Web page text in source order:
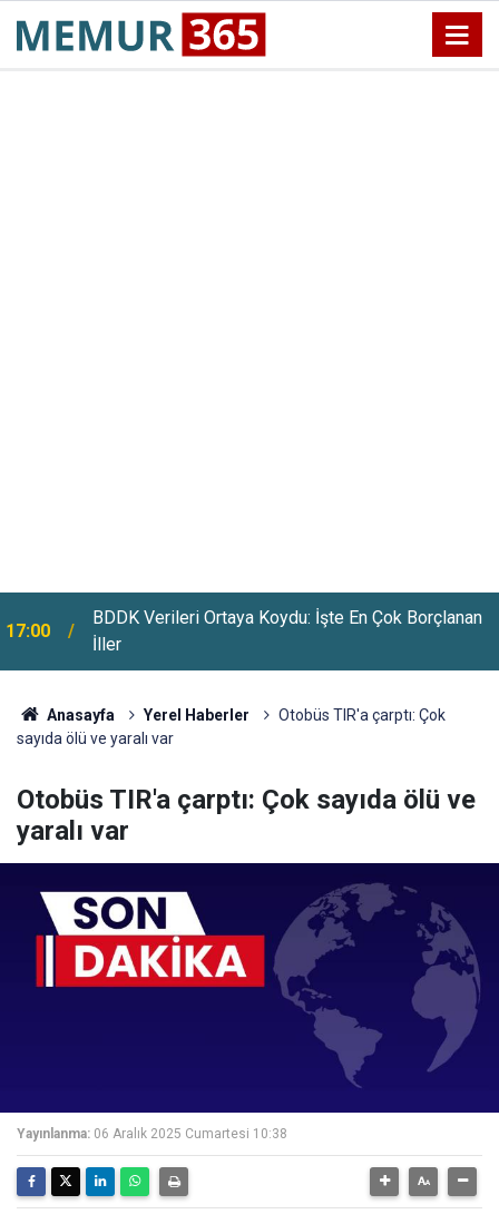
17:00
İller
16:36
Yargıtay'dan Primle Çalışanlara Emsal Karar: Kıdem
Tazminatında Yeni Dönem
Anasayfa Yerel Haberler
Otobüs TIR'a çarptı: Çok
sayıda ölü ve yaralı var
Otobüs TIR'a çarptı: Çok sayıda ölü ve
yaralı var
Yayınlanma: 06 Aralık 2025 Cumartesi 10:38